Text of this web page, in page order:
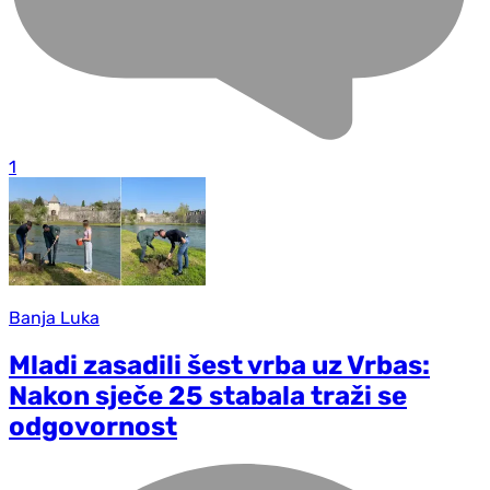
1
Banja Luka
Mladi zasadili šest vrba uz Vrbas:
Nakon sječe 25 stabala traži se
odgovornost